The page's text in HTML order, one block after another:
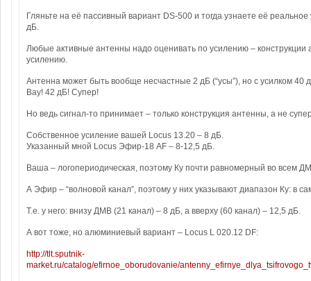
Гляньте на её пассивный вариант DS-500 и тогда узнаете её
дБ.
Любые активные антенны надо оценивать по усилению –
усилению.
Антенна может быть вообще несчастные 2 дБ (“усы”), но с усилком 40
Вау! 42 дБ! Супер!
Но ведь сигнал-то принимает – только конструкция антенны, а не
Собственное усиление вашей Locus 13.20 – 8 дБ.
Указанный мной Locus Эфир-18 AF – 8-12,5 дБ.
Ваша – логопериодическая, поэтому Ку почти равномерный во всем
А Эфир – “волновой канал”, поэтому у них указывают диапазон Ку: в
Т.е. у него: внизу ДМВ (21 канал) – 8 дБ, а вверху (60 канал) – 12,5 дБ.
А вот тоже, но алюминиевый вариант – Locus L 020.12 DF:
http://tlt.sputnik-
market.ru/catalog/efirnoe_oborudovanie/